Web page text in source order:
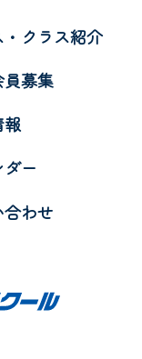
・クラス紹介
募集
報
ー
わせ